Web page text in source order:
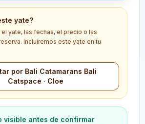
yate?
yate, las fechas, el precio o las
Incluiremos este yate en tu
por Bali Catamarans Bali
Catspace · Cloe
visible antes de confirmar